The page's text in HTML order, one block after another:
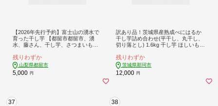
【2026年先行予約】富士山の湧水で
育った干し芋 【都留市都留市、湧
水、藤さん、干し芋、さつまいも、
はるか
残りわずか
山梨県都留市
5,000 円
訳あり品！茨城県産熟成べにはるか
干し芋詰め合わせ(平干し、丸干し、
切り落とし) 1.6kg 干し芋 ほしいも
県 那珂市 B15-008
残りわずか
茨城県那珂市
12,000 円
37 38